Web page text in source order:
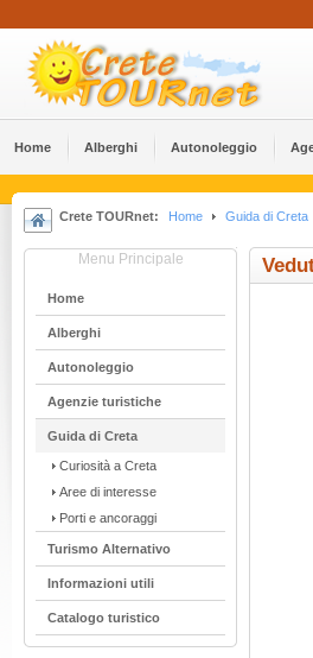
Home Alberghi Αutonoleggio
Crete TOURnet: Home Guida di Creta
Menu Principale
Home
Alberghi
Αutonoleggio
Agenzie turistiche
Guida di Creta
Curiosità a Creta
Aree di interesse
Porti e ancoraggi
Turismo Alternativo
Informazioni utili
Catalogo turistico